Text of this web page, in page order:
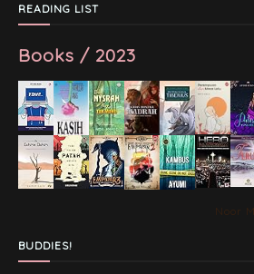
READING LIST
Books / 2023
Noor
BUDDIES!